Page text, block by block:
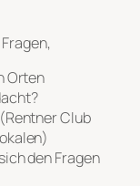
Orten
Club
den Fragen